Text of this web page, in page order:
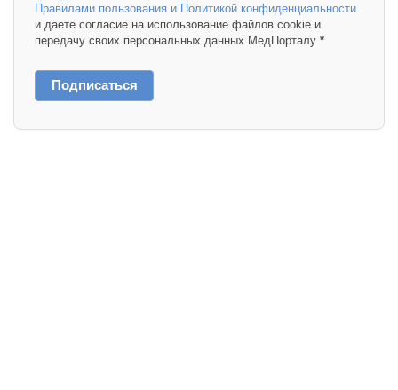
Правилами пользования и Политикой конфиденциальности
и даете согласие на использование файлов cookie и
передачу своих персональных данных МедПорталу *
Подписаться